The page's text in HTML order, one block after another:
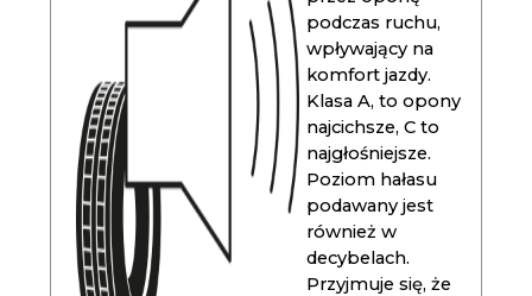
podczas ruchu,
wpływający na
komfort jazdy.
Klasa A, to opony
najcichsze, C to
najgłośniejsze.
Poziom hałasu
podawany jest
również w
decybelach.
Przyjmuje się, że